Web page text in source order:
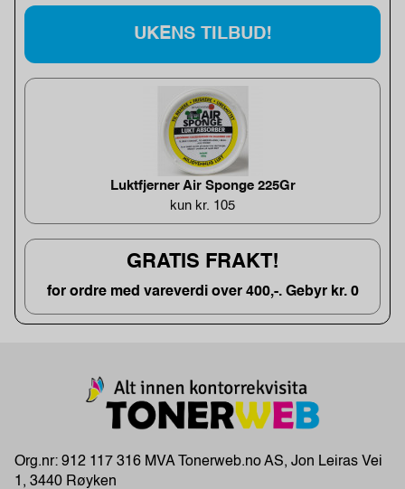
UKENS TILBUD!
Luktfjerner Air Sponge 225Gr
kun kr. 105
GRATIS FRAKT!
for ordre med vareverdi over 400,-. Gebyr kr. 0
Org.nr: 912 117 316 MVA Tonerweb.no AS, Jon Leiras Vei
1, 3440 Røyken